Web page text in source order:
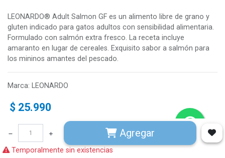
LEONARDO® Adult Salmon GF es un alimento libre de grano y
gluten indicado para gatos adultos con sensibilidad alimentaria.
Formulado con salmón extra fresco. La receta incluye
amaranto en lugar de cereales. Exquisito sabor a salmón para
los mininos amantes del pescado.
Marca: LEONARDO
$ 25.990
Agregar
Temporalmente sin existencias
Temporalmente sin existencias